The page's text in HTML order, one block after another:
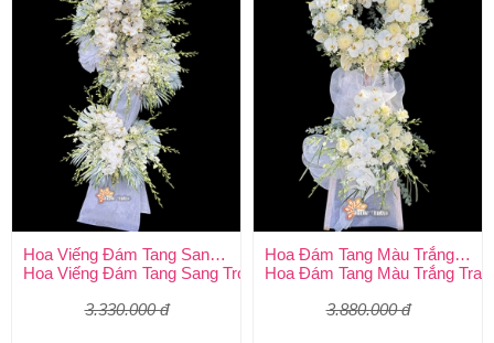
Hoa Viếng Đám Tang Sang Trọng
Hoa Viếng Đám Tang Sang Trọng – Kính Tận Tâm, Tiễn Biệt
3.330.000 đ
Hoa Đám Tang Màu Trắng Trang Nghiêm
Hoa Đám Tang Màu Trắng
3.880.000 đ